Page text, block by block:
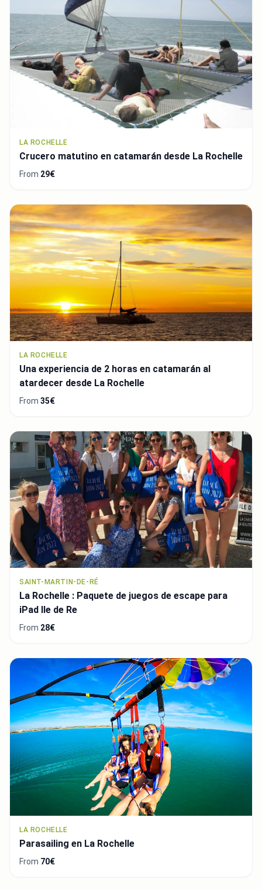
LA ROCHELLE
Crucero matutino en catamarán desde La Rochelle
From 29€
LA ROCHELLE
Una experiencia de 2 horas en catamarán al
atardecer desde La Rochelle
From 35€
SAINT-MARTIN-DE-RÉ
La Rochelle : Paquete de juegos de escape para
iPad Ile de Re
From 28€
LA ROCHELLE
Parasailing en La Rochelle
From 70€